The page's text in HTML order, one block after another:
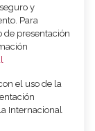
y
Para
de presentación
el uso de la
Internacional